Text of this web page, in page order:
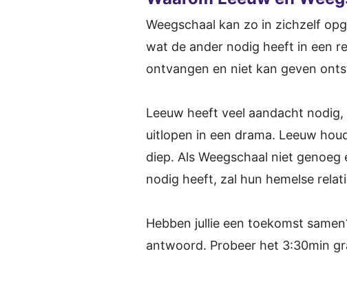
Weegschaal kan zo in zichzelf
wat de ander nodig heeft in een
ontvangen en niet kan geven
Leeuw heeft veel aandacht
uitlopen in een drama. Leeuw
diep. Als Weegschaal niet
nodig heeft, zal hun hemelse
Hebben jullie een toekomst
antwoord. Probeer het 3:30min